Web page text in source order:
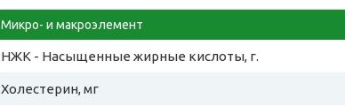
Микро- и макроэлемент
НЖК - Насыщенные жирные кислоты, г.
Холестерин, мг